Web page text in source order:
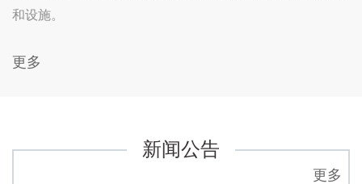
和设施。
更多
新闻公告
更多